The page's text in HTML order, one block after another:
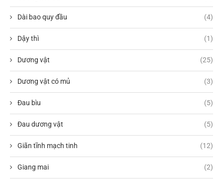
Dài bao quy đầu (4)
Dậy thì (1)
Dương vật (25)
Dương vật có mủ (3)
Đau bìu (5)
Đau dương vật (5)
Giãn tĩnh mạch tinh (12)
Giang mai (2)